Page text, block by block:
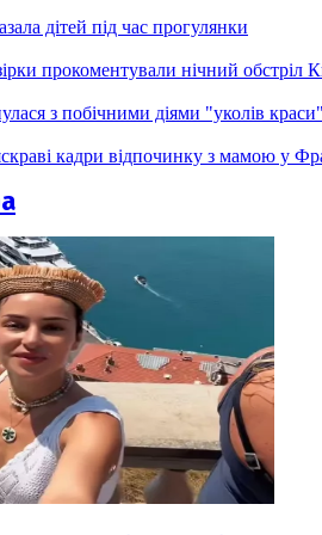
дітей під час прогулянки
прокоментували нічний обстріл
з побічними діями "уколів краси"
кадри відпочинку з мамою у